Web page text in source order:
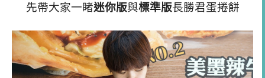
先帶大家一睹迷你版與標準版長勝君蛋捲餅